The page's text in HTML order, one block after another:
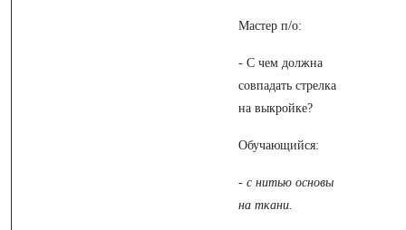
Мастер п/о:
- С чем должна
совпадать стрелка
на выкройке?
Обучающийся:
- с нитью основы
на ткани.